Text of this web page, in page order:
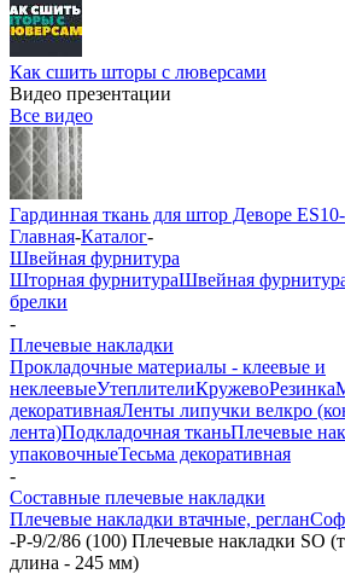
Как сшить шторы с люверсами
Видео презентации
Все видео
Гардинная ткань для штор Деворе
Главная-Каталог-
Швейная фурнитура
Шторная фурнитураШвейная
брелки
-
Плечевые накладки
Прокладочные материалы - клеевые и
неклеевыеУтеплителиКружевоРезинка
декоративнаяЛенты липучки велкро
лента)Подкладочная тканьПлечевые
упаковочныеТесьма декоративная
-
Составные плечевые накладки
Плечевые накладки втачные, реглан
-Р-9/2/86 (100) Плечевые накладки SO
длина - 245 мм)